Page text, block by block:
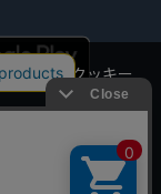
のためにクッキー
ッキーの使用に
人を特定できる